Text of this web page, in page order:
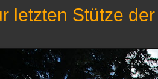
letzten Stütze